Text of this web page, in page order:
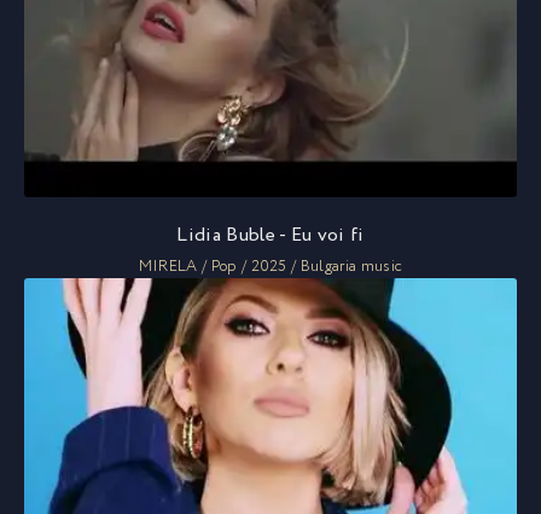
Lidia Buble - Eu voi fi
MIRELA / Pop / 2025 / Bulgaria music